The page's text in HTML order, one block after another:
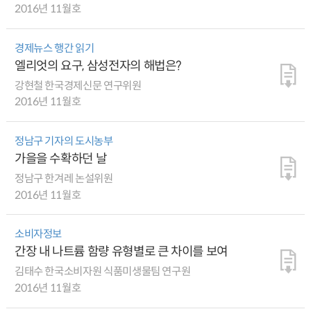
2016년 11월호
경제뉴스 행간 읽기
엘리엇의 요구, 삼성전자의 해법은?
강현철 한국경제신문 연구위원
2016년 11월호
정남구 기자의 도시농부
가을을 수확하던 날
정남구 한겨레 논설위원
2016년 11월호
소비자정보
간장 내 나트륨 함량 유형별로 큰 차이를 보여
김태수 한국소비자원 식품미생물팀 연구원
2016년 11월호